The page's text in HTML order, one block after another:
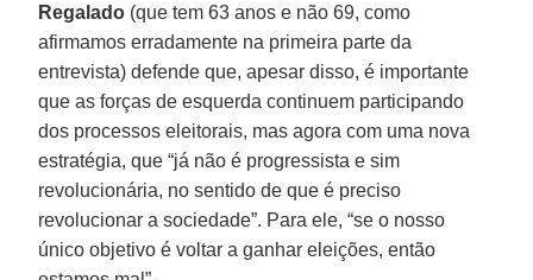
Regalado (que tem 63 anos e não 69, como
afirmamos erradamente na primeira parte da
entrevista) defende que, apesar disso, é importante
que as forças de esquerda continuem participando
dos processos eleitorais, mas agora com uma nova
estratégia, que “já não é progressista e sim
revolucionária, no sentido de que é preciso
revolucionar a sociedade”. Para ele, “se o nosso
único objetivo é voltar a ganhar eleições, então